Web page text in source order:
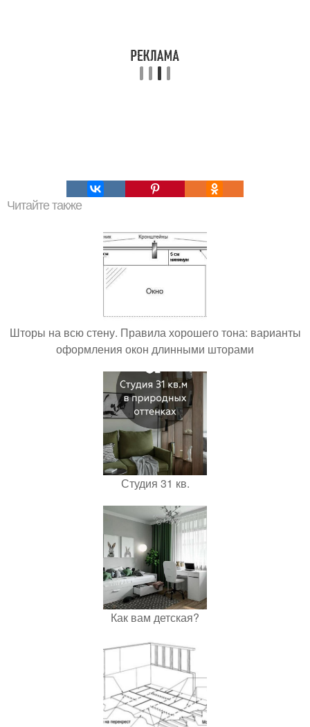
Читайте также
Шторы на всю стену. Правила хорошего тона: варианты
оформления окон длинными шторами
Студия 31 кв.
Как вам детская?